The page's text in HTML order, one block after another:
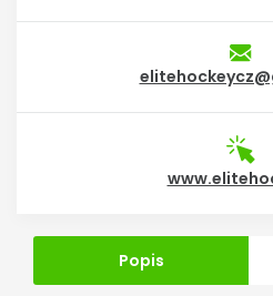
Popis